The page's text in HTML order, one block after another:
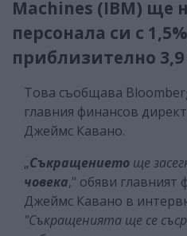
Machines (IBM) ще
персонала си с
приблизително
Това съобщава
главния финансов
Джеймс Кавано.
„Съкращението ще
човека," обяви главният
Джеймс Кавано в
"Съкращенията ще се